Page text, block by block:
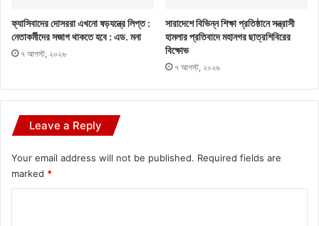
ফ্যাসিবাদের দোসররা এখনো ষড়যন্ত্রে লিপ্ত :
নেতাকর্মীদের সজাগ থাকতে হবে : এড. মনা
৭ আগস্ট, ২০২৬
সারাদেশে বিভিন্ন শিক্ষা প্রতিষ্ঠানে সন্ত্রাসী
হামলার প্রতিবাদে মহানগর ছাত্রশিবিরের
বিক্ষোভ
৭ আগস্ট, ২০২৬
Leave a Reply
Your email address will not be published. Required fields are
marked *